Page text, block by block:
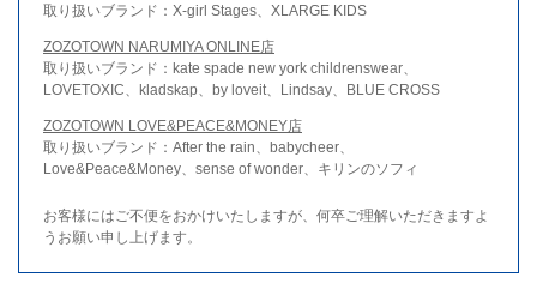
取り扱いブランド：X-girl Stages、XLARGE KIDS
ZOZOTOWN NARUMIYA ONLINE店
取り扱いブランド：kate spade new york childrenswear、
LOVETOXIC、kladskap、by loveit、Lindsay、BLUE CROSS
ZOZOTOWN LOVE&PEACE&MONEY店
取り扱いブランド：After the rain、babycheer、
Love&Peace&Money、sense of wonder、キリンのソフィ
お客様にはご不便をおかけいたしますが、何卒ご理解いただきますよ
うお願い申し上げます。